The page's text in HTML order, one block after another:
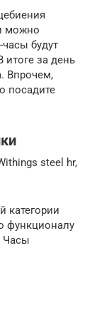
можно
будут
за день
Впрочем,
посадите
steel hr,
категории
функционалу
Часы